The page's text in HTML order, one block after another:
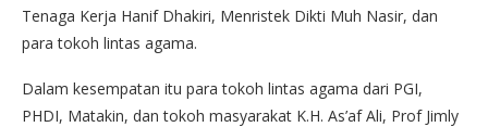
Tenaga Kerja Hanif Dhakiri, Menristek Dikti Muh Nasir, dan
para tokoh lintas agama.
Dalam kesempatan itu para tokoh lintas agama dari PGI,
PHDI, Matakin, dan tokoh masyarakat K.H. As’af Ali, Prof Jimly